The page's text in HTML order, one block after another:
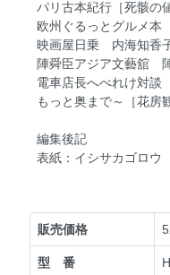
パリ古本紀行［死骸の
欧州ぐるっとグルメ本
映画屋日乗 内海知香
陣舜臣アジア文藝舘
電車店長へべれけ対談
もっと奥まで～［花房
編集後記
表紙：イシサカゴロウ
販売価格
型 番